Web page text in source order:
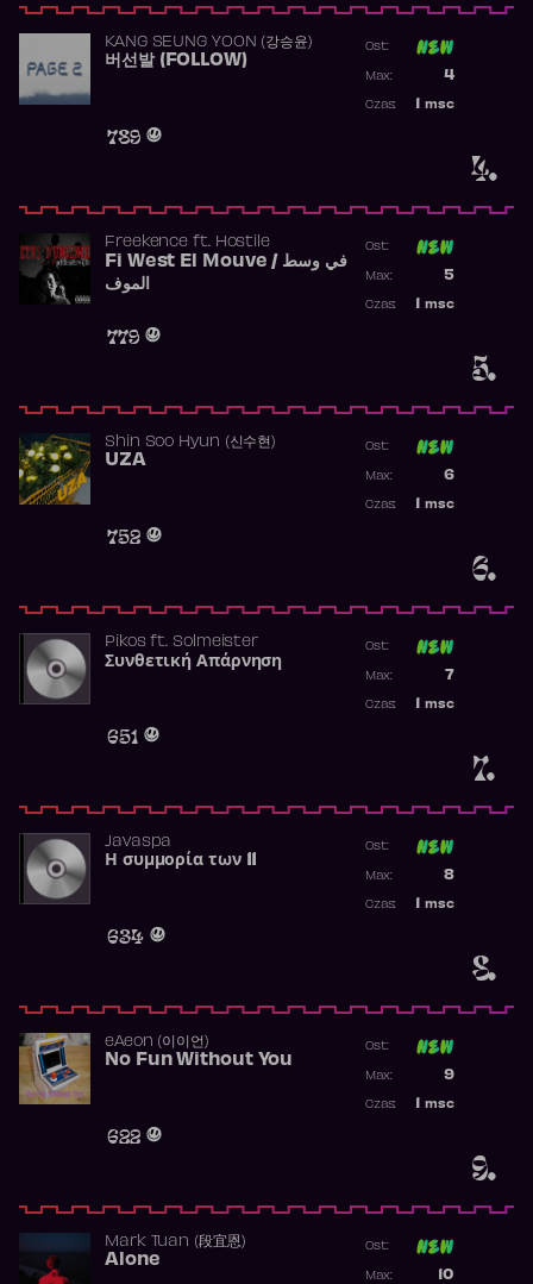
4.
KANG SEUNG YOON (강승윤)
버선발 (FOLLOW)
789
Ost:
4
Max:
msc
Czas:
5.
Freekence ft. Hostile
Fi West El Mouve / في وسط
الموف
779
Ost:
5
Max:
msc
Czas:
6.
Shin Soo Hyun (신수현)
UZA
752
Ost:
6
Max:
msc
Czas:
7.
Pikosft. Solmeister
Συνθετική Απάρνηση
651
Ost:
7
Max:
msc
Czas:
8.
Javaspa
Η συμμορία των 11
634
Ost:
8
Max:
msc
Czas:
9.
​eAeon (이이언)
No Fun Without You
622
Ost:
9
Max:
msc
Czas:
Mark Tuan (段宜恩)
Alone
Ost:
10
Max: